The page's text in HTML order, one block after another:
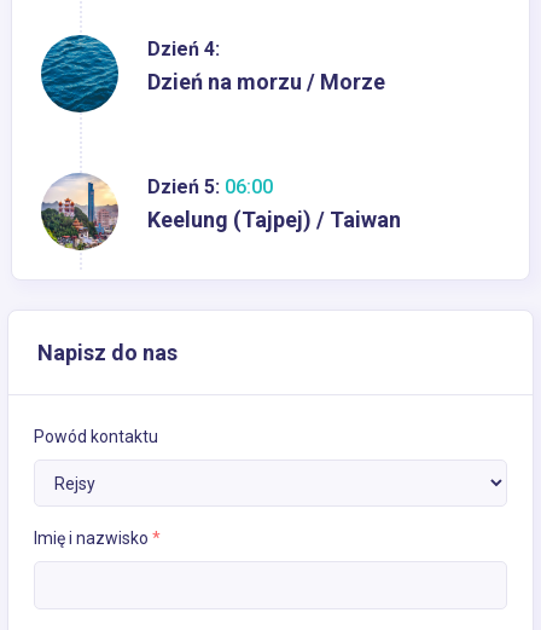
Dzień 4:
Dzień na morzu / Morze
Dzień 5: 06:00
Keelung (Tajpej) / Taiwan
Napisz do nas
Powód kontaktu
Imię i nazwisko *